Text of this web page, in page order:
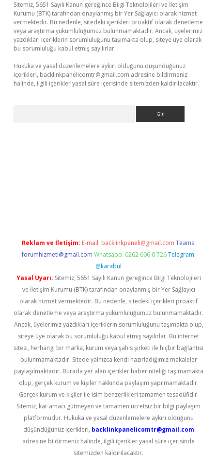
Sitemiz, 5651 Sayılı Kanun gereğince Bilgi Teknolojileri ve İletişim
Kurumu (BTK) tarafından onaylanmış bir Yer Sağlayıcı olarak hizmet
vermektedir. Bu nedenle, sitedeki içerikleri proaktif olarak denetleme
veya araştırma yükümlülüğümüz bulunmamaktadır. Ancak, üyelerimiz
yazdıkları içeriklerin sorumluluğunu taşımakta olup, siteye üye olarak
bu sorumluluğu kabul etmiş sayılırlar.
Hukuka ve yasal düzenlemelere aykırı olduğunu düşündüğünüz
içerikleri, backlinkpanelicomtr@gmail.com adresine bildirmeniz
halinde, ilgili içerikler yasal süre içerisinde sitemizden kaldırılacaktır.
Reklam ve İletişim: E-mail: backlinkpaneli@gmail.com Teams:
forumhizmeti@gmail.com Whatsapp: 0262 606 0 726 Telegram:
@karabul
Yasal Uyarı: Sitemiz, 5651 Sayılı Kanun gereğince Bilgi Teknolojileri
ve İletişim Kurumu (BTK) tarafından onaylanmış bir Yer Sağlayıcı
olarak hizmet vermektedir. Bu nedenle, sitedeki içerikleri proaktif
olarak denetleme veya araştırma yükümlülüğümüz bulunmamaktadır.
Ancak, üyelerimiz yazdıkları içeriklerin sorumluluğunu taşımakta olup,
siteye üye olarak bu sorumluluğu kabul etmiş sayılırlar. Bu internet
sitesi, herhangi bir marka, kurum veya şahıs şirketi ile hiçbir bağlantısı
bulunmamaktadır. Sitede yalnızca kendi hazırladığımız makaleler
paylaşılmaktadır. Burada yer alan içerikler haber niteliği taşımamakta
olup, gerçek kurum ve kişiler hakkında paylaşım yapılmamaktadır.
Gerçek kurum ve kişiler ile isim benzerlikleri tamamen tesadüfidir.
Sitemiz, kar amacı gütmeyen ve tamamen ücretsiz bir bilgi paylaşım
platformudur. Hukuka ve yasal düzenlemelere aykırı olduğunu
düşündüğünüz içerikleri, backlinkpanelicomtr@gmail.com
adresine bildirmeniz halinde, ilgili içerikler yasal süre içerisinde
sitemizden kaldırılacaktır.